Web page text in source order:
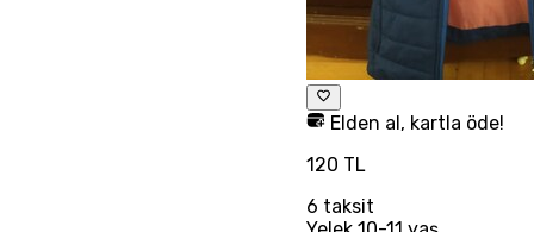
Elden al, kartla öde!
120 TL
6 taksit